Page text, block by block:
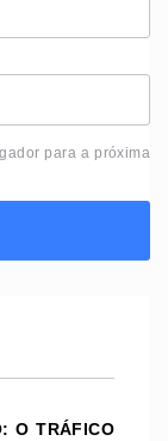
para a próxima
O TRÁFICO